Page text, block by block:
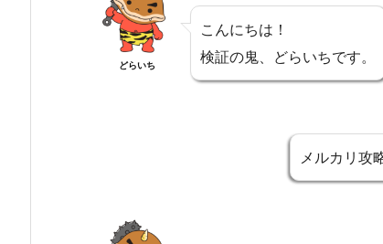
どらいち
こんにちは！
検証の鬼、どらいちです。
メルカリ攻